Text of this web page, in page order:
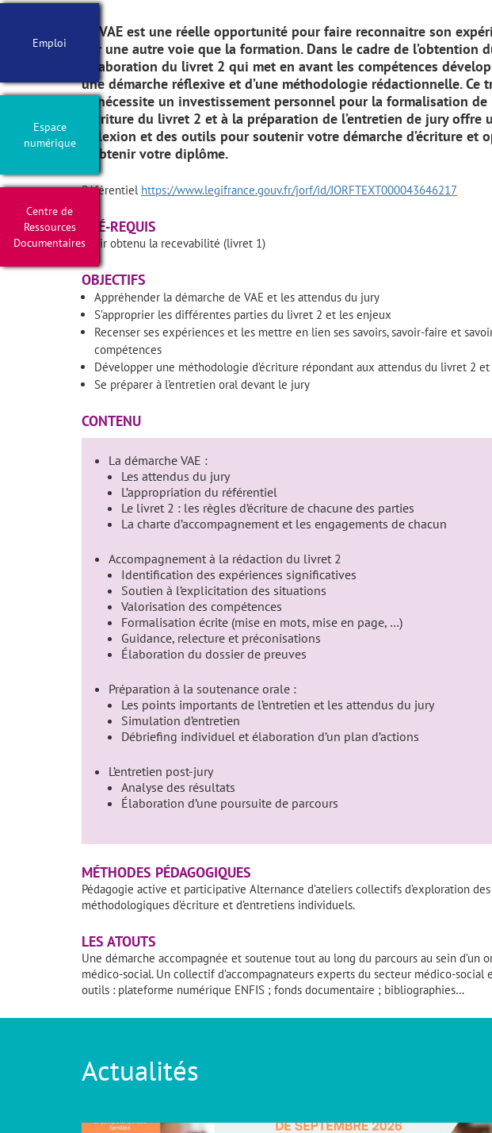
Emploi
Espace
numérique
Centre de
Ressources
Documentaires
La VAE est une réelle opportunité pour faire reconnaitre son
par une autre voie que la formation. Dans le cadre de l’obtention
l’élaboration du livret 2 qui met en avant les compétences
une démarche réflexive et d’une méthodologie rédactionnelle. Ce
et nécessite un investissement personnel pour la formalisation de
l’écriture du livret 2 et à la préparation de l’entretien de jury offre
réflexion et des outils pour soutenir votre démarche d’écriture et
d’obtenir votre diplôme.
Référentiel https://www.legifrance.gouv.fr/jorf/id/JORFTEXT000043646217
PRÉ-REQUIS
Avoir obtenu la recevabilité (livret 1)
OBJECTIFS
Appréhender la démarche de VAE et les attendus du jury
S’approprier les différentes parties du livret 2 et les enjeux
Recenser ses expériences et les mettre en lien ses savoirs, savoir-faire et
compétences
Développer une méthodologie d’écriture répondant aux attendus du livret 2 et
Se préparer à l’entretien oral devant le jury
CONTENU
La démarche VAE :
Les attendus du jury
L’appropriation du référentiel
Le livret 2 : les règles d’écriture de chacune des parties
La charte d’accompagnement et les engagements de chacun
Accompagnement à la rédaction du livret 2
Identification des expériences significatives
Soutien à l’explicitation des situations
Valorisation des compétences
Formalisation écrite (mise en mots, mise en page, …)
Guidance, relecture et préconisations
Élaboration du dossier de preuves
Préparation à la soutenance orale :
Les points importants de l’entretien et les attendus du jury
Simulation d’entretien
Débriefing individuel et élaboration d’un plan d’actions
L’entretien post-jury
Analyse des résultats
Élaboration d’une poursuite de parcours
MÉTHODES PÉDAGOGIQUES
Pédagogie active et participative Alternance d’ateliers collectifs d’exploration
méthodologiques d’écriture et d’entretiens individuels.
LES ATOUTS
Une démarche accompagnée et soutenue tout au long du parcours au sein d’un
médico-social. Un collectif d’accompagnateurs experts du secteur médico-social
outils : plateforme numérique ENFIS ; fonds documentaire ; bibliographies…
Actualités